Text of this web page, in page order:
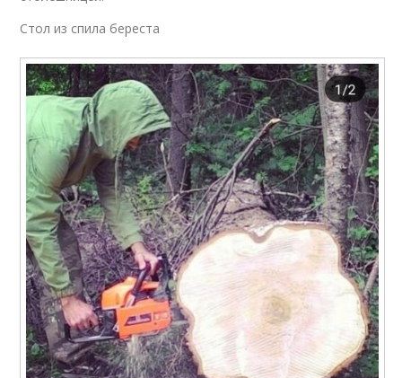
Стол из спила береста